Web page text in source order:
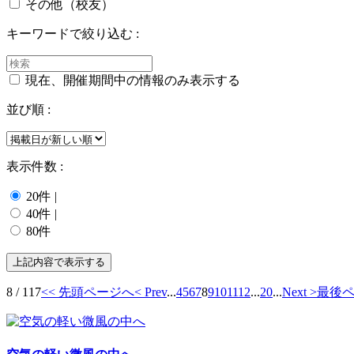
その他（校友）
キーワードで絞り込む :
現在、開催期間中の情報のみ表示する
並び順 :
表示件数 :
20件 |
40件 |
80件
8 / 117<< 先頭ページへ< Prev...456789101112...20...Next >最後